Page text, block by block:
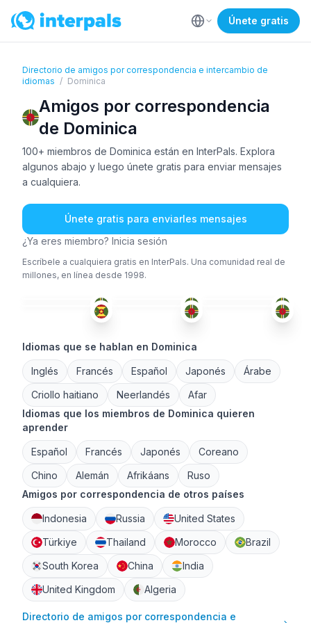
Únete gratis
Directorio de amigos por correspondencia e intercambio de
idiomas / Dominica
Amigos por correspondencia
de Dominica
100+ miembros de Dominica están en InterPals. Explora
algunos abajo y luego únete gratis para enviar mensajes
a cualquiera.
Únete gratis para enviarles mensajes
¿Ya eres miembro? Inicia sesión
Escríbele a cualquiera gratis en InterPals. Una comunidad real de
millones, en línea desde 1998.
ING ING
Idiomas que se hablan en Dominica
Inglés Francés Español Japonés
Árabe
Criollo haitiano
Neerlandés
Afar
Idiomas que los miembros de Dominica quieren
aprender
Español Francés Japonés
Coreano
Chino
Alemán Afrikáans
Ruso
Amigos por correspondencia de otros países
Indonesia Russia
United States
Türkiye
Thailand Morocco
Brazil
South Korea
China
India
United Kingdom
Algeria
Directorio de amigos por correspondencia e